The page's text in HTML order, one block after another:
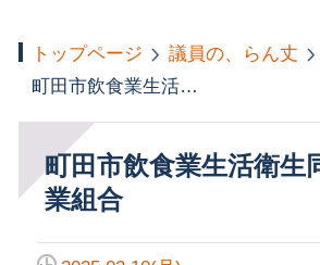
トップページ 議員の、らん丈
町田市飲食業生活衛生同業組合
町田市飲食業生活衛生同
業組合